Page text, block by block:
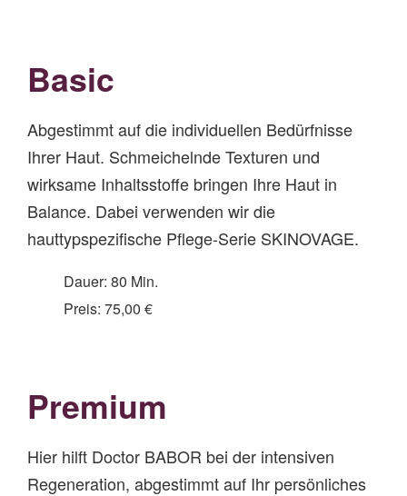
Basic
Abgestimmt auf die individuellen Bedürfnisse
Ihrer Haut. Schmeichelnde Texturen und
wirksame Inhaltsstoffe bringen Ihre Haut in
Balance. Dabei verwenden wir die
hauttypspezifische Pflege-Serie SKINOVAGE.
Dauer: 80 Min.
Preis: 75,00 €
Premium
Hier hilft Doctor BABOR bei der intensiven
Regeneration, abgestimmt auf Ihr persönliches